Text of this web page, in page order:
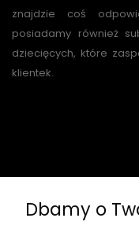
znajdzie coś
posiadamy również
dziecięcych, które
klientek.
Dbamy o